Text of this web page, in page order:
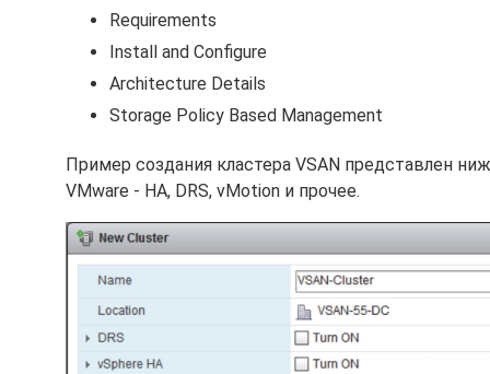
Requirements
Install and Configure
Architecture Details
Storage Policy Based Management
Пример создания кластера VSAN представлен
VMware - HA, DRS, vMotion и прочее.